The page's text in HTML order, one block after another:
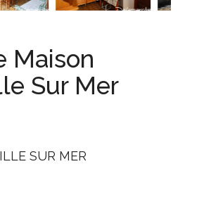
Maison
Sur Mer
SUR MER